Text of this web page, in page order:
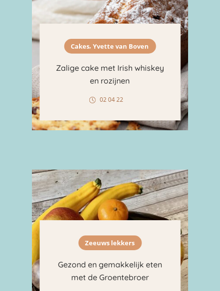
Cakes,Yvette van Boven
Zalige cake met Irish whiskey
en rozijnen
02 04 22
Zeeuws lekkers
Gezond en gemakkelijk eten
met de Groentebroer